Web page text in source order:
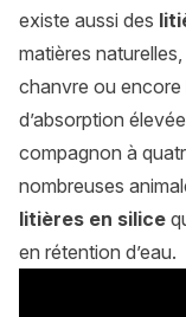
existe aussi des
matières
chanvre ou encore
d’absorption
compagnon à
nombreuses
litières en silice
en rétention d’eau.